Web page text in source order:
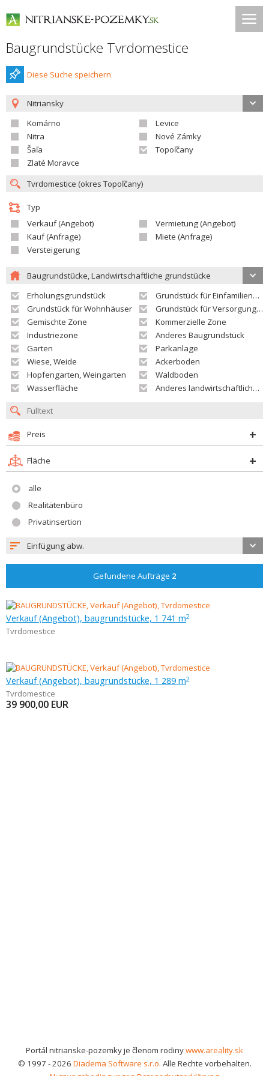
Baugrundstücke Tvrdomestice
Diese Suche speichern
Nitriansky
Komárno
Levice
Nitra
Nové Zámky
Šaľa
Topoľčany
Zlaté Moravce
Typ
Verkauf (Angebot)
Vermietung (Angebot)
Kauf (Anfrage)
Miete (Anfrage)
Versteigerung
Baugrundstücke, Landwirtschaftliche grundstücke
Erholungsgrundstück
Grundstück für Einfamilienhäuser
Grundstück für Wohnhäuser
Grundstück für Versorgungseinrichtungen
Gemischte Zone
Kommerzielle Zone
Industriezone
Anderes Baugrundstück
Garten
Parkanlage
Wiese, Weide
Ackerboden
Hopfengarten, Weingarten
Waldboden
Wasserfläche
Anderes landwirtschaftliches Grundstück
Preis
Fläche
alle
Realitätenbüro
Privatinsertion
Einfügung abw.
Gefundene Aufträge 2
Verkauf (Angebot), baugrundstücke, 1 741 m2
Tvrdomestice
Verkauf (Angebot), baugrundstücke, 1 289 m2
Tvrdomestice
39 900,00 EUR
Portál nitrianske-pozemky je členom rodinywww.areality.sk
© 1997 - 2026 Diadema Software s.r.o. Alle Rechte vorbehalten.